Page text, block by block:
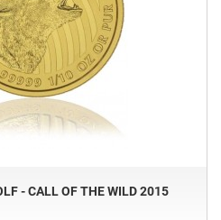
- CALL OF THE WILD 2015